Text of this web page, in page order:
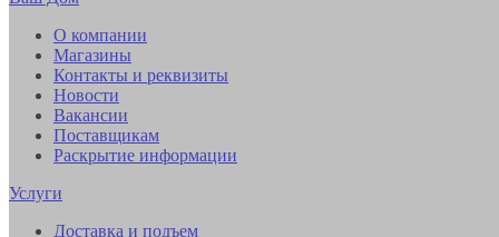
О компании
Магазины
Контакты и реквизиты
Новости
Вакансии
Поставщикам
Раскрытие информации
Услуги
Доставка и подъем